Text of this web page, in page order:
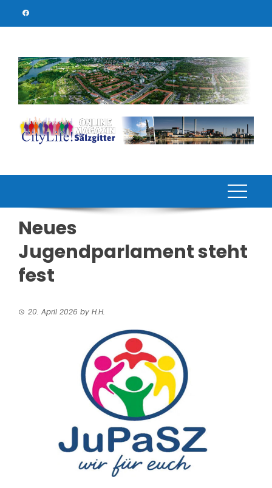
Neues
Jugendparlament steht
fest
20. April 2026 by H.H.